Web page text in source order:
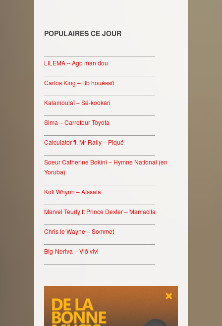
POPULAIRES CE JOUR
LILEMA – Ago man dou
Carlos King – Bb houéssô
Kalamoulaï – Sé-kookari
Sima – Carrefour Toyota
Calculator ft. Mr Rally – Piqué
Soeur Catherine Bokini – Hymne National (en
Yoruba)
Kofi Whynn – Aïssata
Marvel Teurly ft Prince Dexter – Mamacita
Chris le Wayne – Sommet
Big-Neriva – Viô vivi